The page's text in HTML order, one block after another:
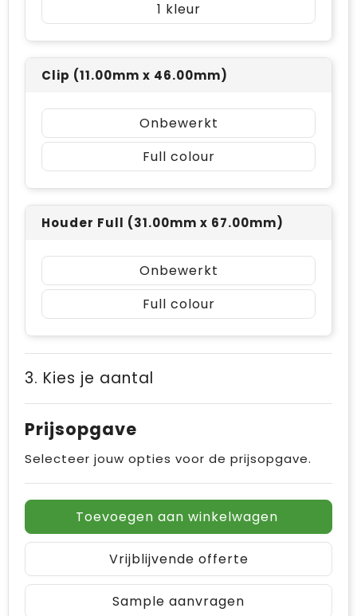
1
Clip (11.00mm x 46.00mm)
Onbewerkt
Full colour
Houder Full (31.00mm x 67.00mm)
Onbewerkt
Full colour
3. Kies je aantal
Prijsopgave
Selecteer jouw opties voor de prijsopgave.
Toevoegen aan winkelwagen
Vrijblijvende offerte
Sample aanvragen